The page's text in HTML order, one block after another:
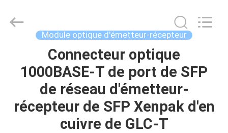
MAISON
PRODUITS
Equipment
Module optique d'émetteur-récepteur
Connecteur optique
1000BASE-T de port de SFP
de réseau d'émetteur-
récepteur de SFP Xenpak d'en
cuivre de GLC-T